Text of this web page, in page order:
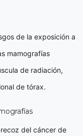
de la exposición a
mamografías
de radiación,
de tórax.
del cáncer de